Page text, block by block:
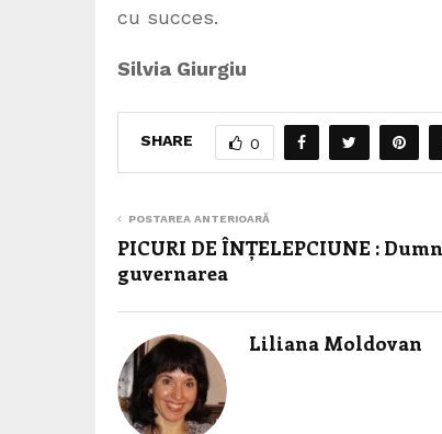
cu succes.
Silvia Giurgiu
SHARE 0
POSTAREA ANTERIOARĂ
PICURI DE ÎNȚELEPCIUNE :
guvernarea
Liliana Moldovan